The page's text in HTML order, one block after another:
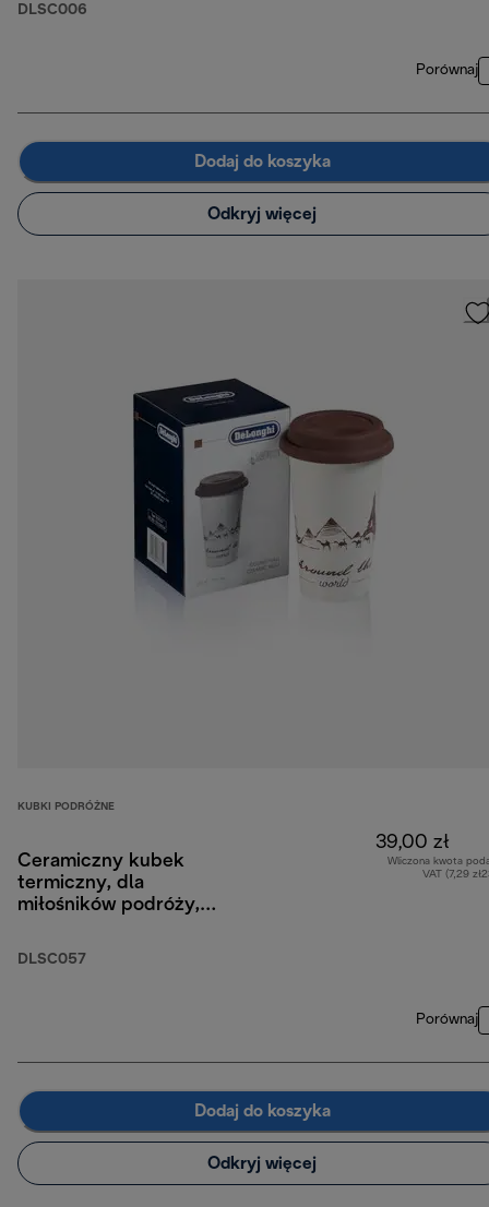
DLSC006
Porównaj
Dodaj do koszyka
Odkryj więcej
KUBKI PODRÓŻNE
Ceramiczny kubek
termiczny, dla
miłośników podróży,
DLSC057
39,00 zł
Wliczona kwota
VAT (7,29
Porównaj
Dodaj do koszyka
Odkryj więcej